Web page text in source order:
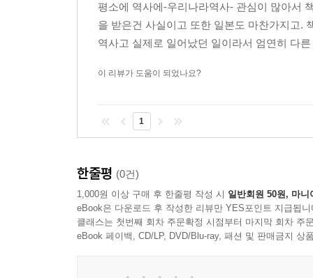
평소에 역사에-우리나라역사- 관심이 많아서
을 받은건 사실이고 또한 일본도 마찬가지고.
역사고 실제로 일어났던 일이라서 엄연히 다
이 리뷰가 도움이 되었나요?
1
한줄평 (0건)
1,000원 이상 구매 후 한줄평 작성 시 일반회원 50원, 마니
eBook은 다운로드 후 작성한 리뷰만 YES포인트 지급됩니
클래스는 첫번째 회차 주문확정 시점부터 마지막 회차 주
eBook 페이백, CD/LP, DVD/Blu-ray, 패션 및 판매금지 상